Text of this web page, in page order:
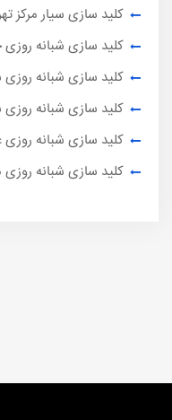
کلید سازی سیار مرکز
کلید سازی شبانه
کلید سازی شبانه
کلید سازی شبانه
کلید سازی شبانه روزی
کلید سازی شبانه روزی